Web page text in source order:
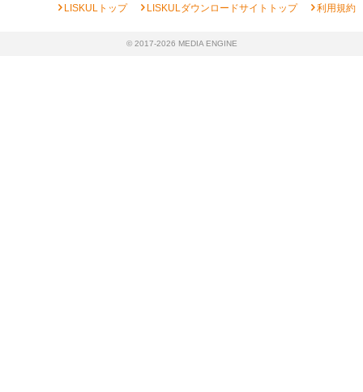
chevron_rightLISKULトップ chevron_rightLISKULダウンロードサイトトップ chevron_right利用規約
© 2017-2026 MEDIA ENGINE